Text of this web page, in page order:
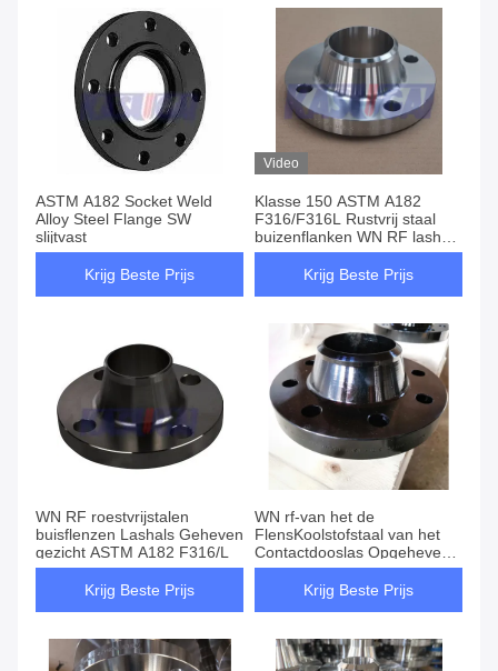
ASTM A182 Socket Weld
Alloy Steel Flange SW
slijtvast
Krijg Beste Prijs
Video
Klasse 150 ASTM A182
F316/F316L Rustvrij staal
buizenflanken WN RF lashals
Geheven gezicht
Krijg Beste Prijs
WN RF roestvrijstalen
buisflenzen Lashals Geheven
gezicht ASTM A182 F316/L
Krijg Beste Prijs
WN rf-van het de
FlensKoolstofstaal van het
Contactdooslas Opgeheven
Gezicht van de de
Pijpmontage Klasse 300
Krijg Beste Prijs